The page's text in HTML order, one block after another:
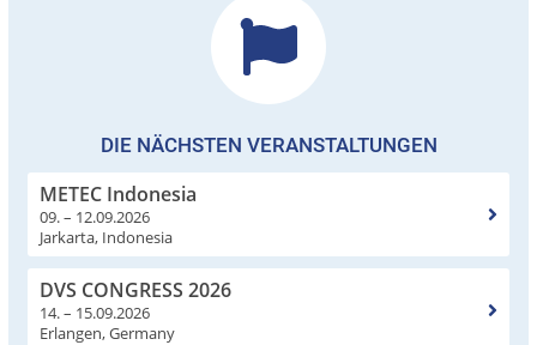
DIE NÄCHSTEN VERANSTALTUNGEN
METEC Indonesia
09. – 12.09.2026
Jarkarta, Indonesia
DVS CONGRESS 2026
14. – 15.09.2026
Erlangen, Germany